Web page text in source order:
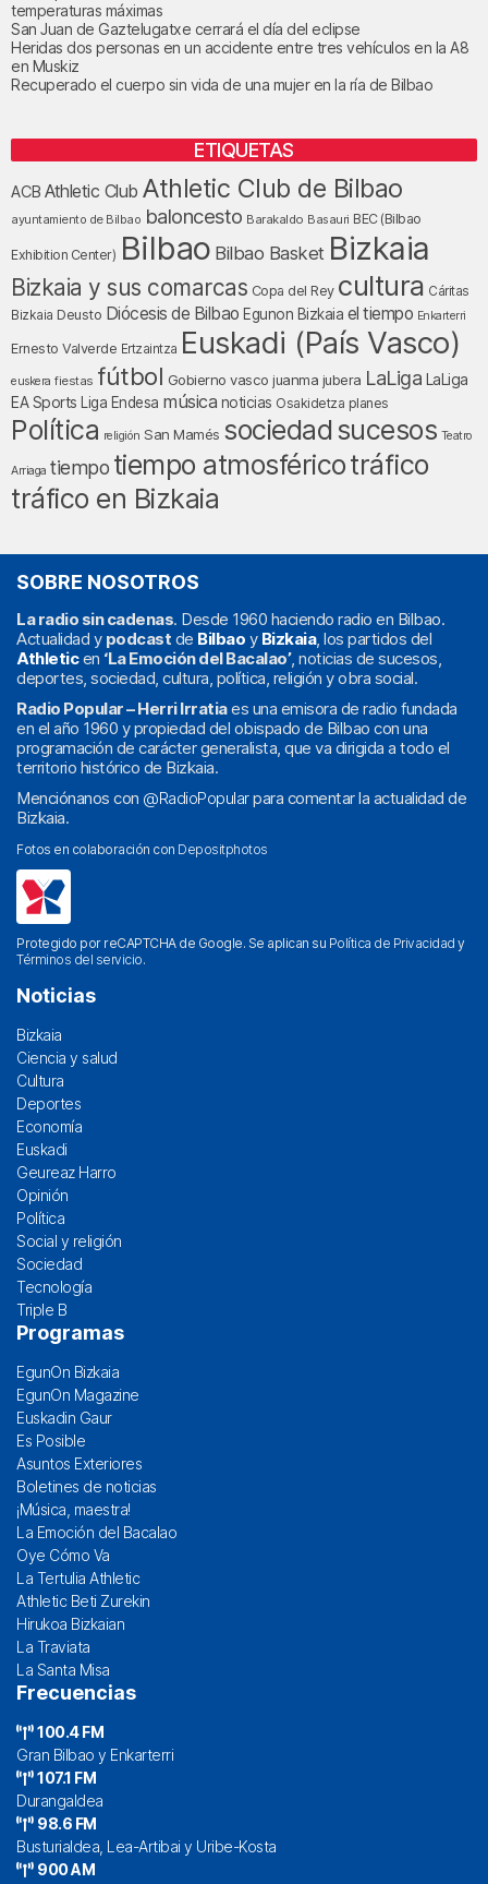
temperaturas máximas
San Juan de Gaztelugatxe cerrará el día del eclipse
Heridas dos personas en un accidente entre tres vehículos en la A8
en Muskiz
Recuperado el cuerpo sin vida de una mujer en la ría de Bilbao
ETIQUETAS
ACB Athletic Club Athletic Club de Bilbao
ayuntamiento de Bilbao baloncesto Barakaldo Basauri BEC (Bilbao
Exhibition Center) Bilbao Bilbao Basket Bizkaia
Bizkaia y sus comarcas Copa del Rey cultura Cáritas
Bizkaia Deusto Diócesis de Bilbao Egunon Bizkaia el tiempo Enkarterri
Ernesto Valverde Ertzaintza Euskadi (País Vasco)
euskera fiestas fútbol Gobierno vasco juanma jubera LaLiga LaLiga
EA Sports
Liga Endesa música noticias Osakidetza planes
Política religión San Mamés sociedad sucesos Teatro
Arriaga tiempo tiempo atmosféricotráfico
tráfico en Bizkaia
SOBRE NOSOTROS
La radio sin cadenas. Desde 1960 haciendo radio en Bilbao.
Actualidad y podcast de Bilbao y Bizkaia, los partidos del
Athleticen ‘La Emoción del Bacalao’, noticias de sucesos,
deportes, sociedad, cultura, política, religión y obra social.
Radio Popular – Herri Irratiaes una emisora de radio fundada
en el año 1960 y propiedad del obispado de Bilbao con una
programación de carácter generalista, que va dirigida a todo el
territorio histórico de Bizkaia.
Menciónanos con @RadioPopularpara comentar la actualidad de
Bizkaia.
Fotos en colaboración con Depositphotos
Protegido por reCAPTCHA de Google. Se aplican su Política de Privacidad y
Términos del servicio.
Noticias
Bizkaia
Ciencia y salud
Cultura
Deportes
Economía
Euskadi
Geureaz Harro
Opinión
Política
Social y religión
Sociedad
Tecnología
Triple B
Programas
EgunOn Bizkaia
EgunOn Magazine
Euskadin Gaur
Es Posible
Asuntos Exteriores
Boletines de noticias
¡Música, maestra!
La Emoción del Bacalao
Oye Cómo Va
La Tertulia Athletic
Athletic Beti Zurekin
Hirukoa Bizkaian
La Traviata
La Santa Misa
Frecuencias
100.4 FM
Gran Bilbao y Enkarterri
107.1 FM
Durangaldea
98.6 FM
Busturialdea, Lea-Artibai y Uribe-Kosta
900 AM